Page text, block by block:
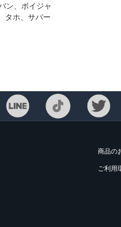
ン、ボイジャ
タホ、サバー
商品の
ご利用